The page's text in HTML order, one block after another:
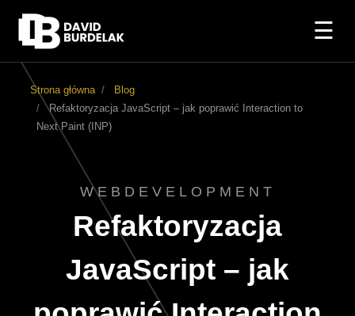
☰
Strona główna
Blog
Refaktoryzacja JavaScript – jak poprawić Interaction to
Next Paint (INP)
WEBDEVELOPMENT
Refaktoryzacja
JavaScript – jak